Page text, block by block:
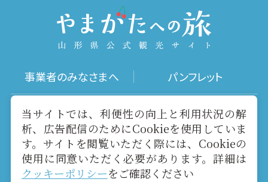
事業者のみなさまへ パンフレット
写真ダウンロード 動画ギャラリー
お役立ちリンク 当サイトについて
当サイトでは、利便性の向上と利用状況の解
析、広告配信のためにCookieを使用していま
す。サイトを閲覧いただく際には、Cookieの
使用に同意いただく必要があります。詳細は
クッキーポリシーをご確認ください